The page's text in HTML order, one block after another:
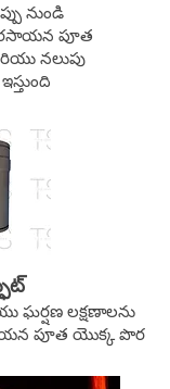
నుండి
పూత
నలుపు
ఘర్షణ లక్షణాలను
పూత యొక్క పొర